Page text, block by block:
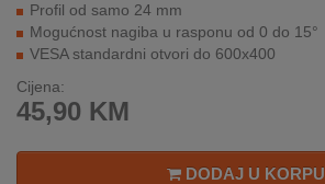
NA
RATE
Profil od samo 24 mm
Mogućnost nagiba u rasponu od 0 do 15°
VESA standardni otvori do 600x400
Cijena:
45,90 KM
DODAJ U KORPU